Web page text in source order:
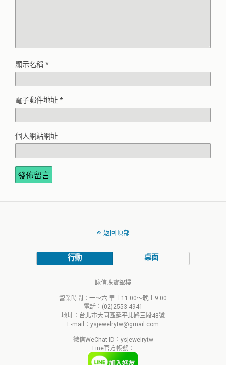
顯示名稱 *
電子郵件地址 *
個人網站網址
返回頂部
行動 桌面
詠信珠寶銀樓
營業時間：一～六 早上11:00～晚上9:00
電話：(02)2553-4941
地址：台北市大同區延平北路三段48號
E-mail：ysjewelrytw@gmail.com
微信WeChat ID：ysjewelrytw
Line官方帳號：